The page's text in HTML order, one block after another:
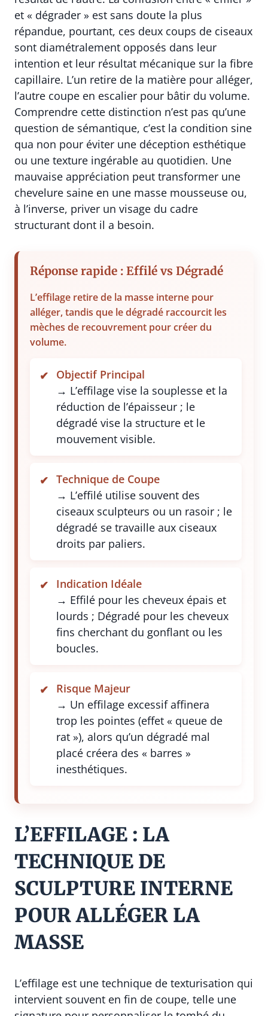
et « dégrader » est sans doute la plus
répandue, pourtant, ces deux coups de ciseaux
sont diamétralement opposés dans leur
intention et leur résultat mécanique sur la fibre
capillaire. L’un retire de la matière pour alléger,
l’autre coupe en escalier pour bâtir du volume.
Comprendre cette distinction n’est pas qu’une
question de sémantique, c’est la condition sine
qua non pour éviter une déception esthétique
ou une texture ingérable au quotidien. Une
mauvaise appréciation peut transformer une
chevelure saine en une masse mousseuse ou,
à l’inverse, priver un visage du cadre
structurant dont il a besoin.
Réponse rapide : Effilé vs Dégradé
L’effilage retire de la masse interne pour
alléger, tandis que le dégradé raccourcit les
mèches de recouvrement pour créer du
volume.
Objectif Principal
→ L’effilage vise la souplesse et la
réduction de l’épaisseur ; le
dégradé vise la structure et le
mouvement visible.
Technique de Coupe
→ L’effilé utilise souvent des
ciseaux sculpteurs ou un rasoir ; le
dégradé se travaille aux ciseaux
droits par paliers.
Indication Idéale
→ Effilé pour les cheveux épais et
lourds ; Dégradé pour les cheveux
fins cherchant du gonflant ou les
boucles.
Risque Majeur
→ Un effilage excessif affinera
trop les pointes (effet « queue de
rat »), alors qu’un dégradé mal
placé créera des « barres »
inesthétiques.
L’EFFILAGE : LA
TECHNIQUE DE
SCULPTURE INTERNE
POUR ALLÉGER LA
MASSE
L’effilage est une technique de texturisation qui
intervient souvent en fin de coupe, telle une